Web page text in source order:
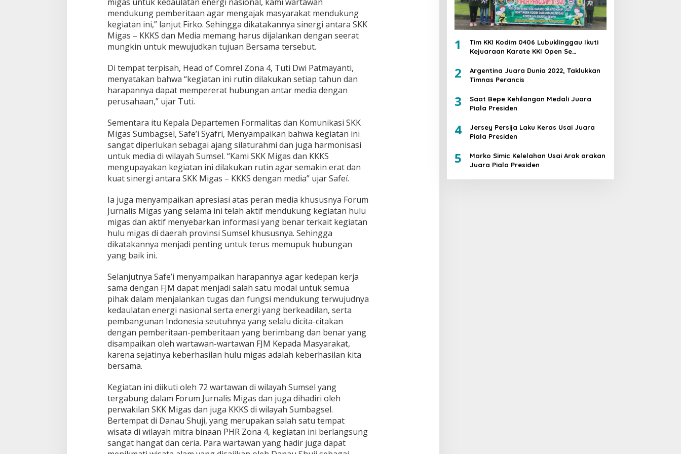
r
a
h
M
i
a
B
i
n
n
P
H
R
o
n
4
mendukung pemberitaan agar mengajak masyarakat mendukung
kegiatan ini,” lanjut Firko. Sehingga dikatakannya sinergi antara SKK
Migas – KKKS dan Media memang harus dijalankan dengan seerat
mungkin untuk mewujudkan tujuan Bersama tersebut.
Di tempat terpisah, Head of Comrel Zona 4, Tuti Dwi Patmayanti,
menyatakan bahwa “kegiatan ini rutin dilakukan setiap tahun dan
harapannya dapat mempererat hubungan antar media dengan
perusahaan,” ujar Tuti.
Sementara itu Kepala Departemen Formalitas dan Komunikasi SKK
Migas Sumbagsel, Safe’i Syafri, Menyampaikan bahwa kegiatan ini
sangat diperlukan sebagai ajang silaturahmi dan juga harmonisasi
untuk media di wilayah Sumsel. “Kami SKK Migas dan KKKS
mengupayakan kegiatan ini dilakukan rutin agar semakin erat dan
kuat sinergi antara SKK Migas – KKKS dengan media” ujar Safeí.
Ia juga menyampaikan apresiasi atas peran media khususnya Forum
Jurnalis Migas yang selama ini telah aktif mendukung kegiatan hulu
migas dan aktif menyebarkan informasi yang benar terkait kegiatan
hulu migas di daerah provinsi Sumsel khususnya. Sehingga
dikatakannya menjadi penting untuk terus memupuk hubungan
yang baik ini.
Selanjutnya Safe’i menyampaikan harapannya agar kedepan kerja
sama dengan FJM dapat menjadi salah satu modal untuk semua
pihak dalam menjalankan tugas dan fungsi mendukung terwujudnya
kedaulatan energi nasional serta energi yang berkeadilan, serta
pembangunan Indonesia seutuhnya yang selalu dicita-citakan
dengan pemberitaan-pemberitaan yang berimbang dan benar yang
disampaikan oleh wartawan-wartawan FJM Kepada Masyarakat,
karena sejatinya keberhasilan hulu migas adalah keberhasilan kita
bersama.
Kegiatan ini diikuti oleh 72 wartawan di wilayah Sumsel yang
tergabung dalam Forum Jurnalis Migas dan juga dihadiri oleh
perwakilan SKK Migas dan juga KKKS di wilayah Sumbagsel.
Bertempat di Danau Shuji, yang merupakan salah satu tempat
wisata di wilayah mitra binaan PHR Zona 4, kegiatan ini berlangsung
sangat hangat dan ceria. Para wartawan yang hadir juga dapat
1
Tim KKI Kodim 0406 Lubuklinggau Ikuti
Kejuaraan Karate KKI Open Se
2
Argentina Juara Dunia 2022, Taklukkan
Timnas Perancis
3
Saat Bepe Kehilangan Medali Juara
Piala Presiden
4
Jersey Persija Laku Keras Usai Juara
Piala Presiden
5
Marko Simic Kelelahan Usai Arak arakan
Juara Piala Presiden